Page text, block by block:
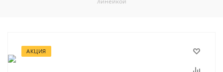
АКЦИЯ